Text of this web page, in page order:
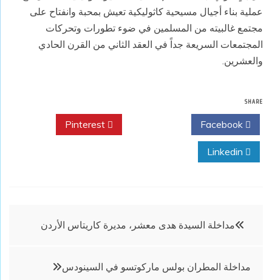
عملية بناء أجيال مسيحية كاثوليكية تعيش بمحبة وانفتاح على
مجتمع غالبيته من المسلمين في ضوء تطورات وتحركات
المجتمعات السريعة جداً في العقد الثاني من القرن الحادي
والعشرين.
SHARE
تصفّح
مداخلة السيدة هدى معشر، مديرة كاريتاس الأردن
مداخلة المطران بولس ماركوتسو في السينودس